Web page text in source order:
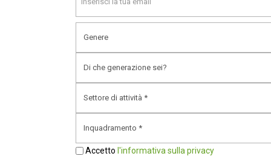
Accetto l'informativa sulla privacy